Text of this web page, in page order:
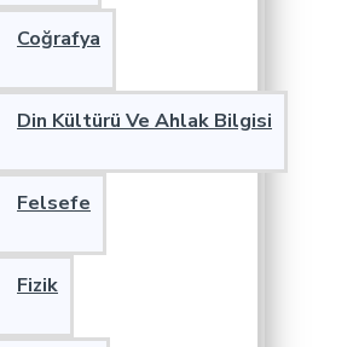
Coğrafya
Din Kültürü Ve Ahlak Bilgisi
Felsefe
Fizik